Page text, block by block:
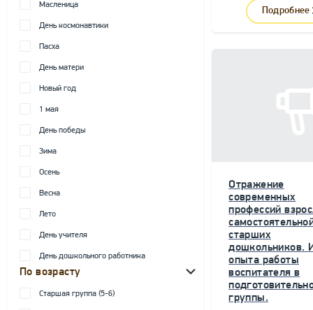
Масленица
День космонавтики
Пасха
День матери
Новый год
1 мая
День победы
Зима
Осень
Весна
Лето
День учителя
День дошкольного работника
По возрасту
Старшая группа (5-6)
Подробнее
Отражение
современных
профессий
старших
дошкольников.
опыта работы
воспитателя в
группы.